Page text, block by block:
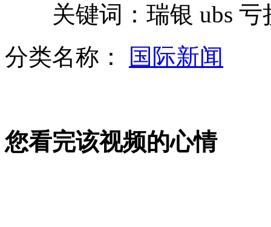
张艺谋韩国获博士学位 现场秀书法
美女撞车身亡 最后微博称“好醉还得开回家”
山西运城恶犬咬伤多人 警民合力深夜将其击毙
关键词：瑞银 ubs 亏
分类名称：
国际新闻
您看完该视频的心情